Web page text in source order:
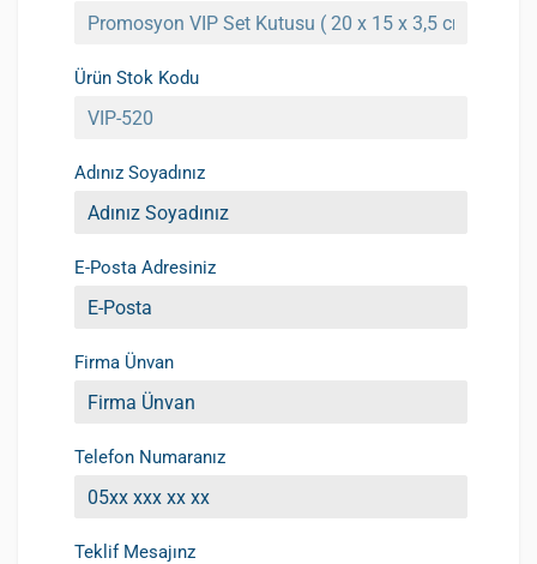
Ürün Stok Kodu
Adınız Soyadınız
E-Posta Adresiniz
Firma Ünvan
Telefon Numaranız
Teklif Mesajınz